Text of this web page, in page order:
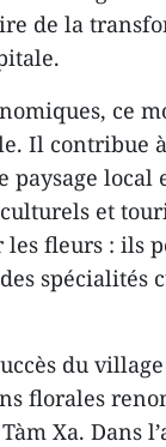
de la
ce
Il contribue
local
et
les fleurs : ils
spécialités
du
florales
Xa. Dans